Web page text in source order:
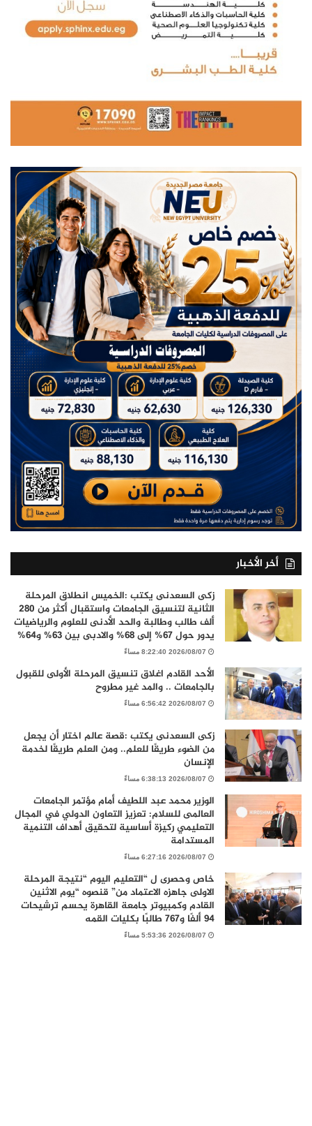
أخر الأخبار
زكى السعدنى يكتب :الخميس انطلاق المرحلة
الثانية لتنسيق الجامعات واستقبال أكثر من 280
ألف طالب وطالبة والحد الأدنى للعلوم والرياضيات
يدور حول 67% إلى 68% والادبى بين 63% و64%
2026/08/07 8:22:40 مساءً
الأحد القادم اغلاق تنسيق المرحلة الأولى للقبول
بالجامعات .. والمد غير مطروح
2026/08/07 6:56:42 مساءً
زكى السعدنى يكتب :قصة عالم اختار أن يجعل
من الضوء طريقًا للعلم.. ومن العلم طريقًا لخدمة
الإنسان
2026/08/07 6:38:13 مساءً
الوزير محمد عبد اللطيف أمام مؤتمر الجامعات
العالمى للسلام: تعزيز التعاون الدولي في المجال
التعليمي ركيزة أساسية لتحقيق أهداف التنمية
المستدامة
2026/08/07 6:27:16 مساءً
خاص وحصرى ل “التعليم اليوم “نتيجة المرحلة
الاولى جاهزه الاعتماد من” قنصوه “يوم الاثنين
القادم وكمبيوتر جامعة القاهرة يحسم ترشيحات
94 ألفًا و767 طالبًا بكليات القمه
2026/08/07 5:53:36 مساءً